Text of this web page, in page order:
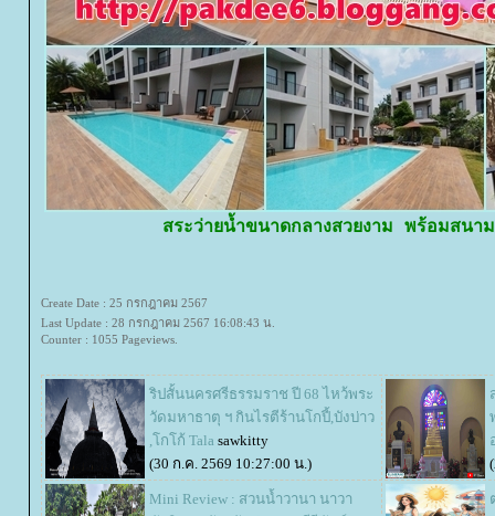
สระว่ายน้ำขนาดกลางสวยงาม พร้อมสนา
Create Date : 25 กรกฎาคม 2567
Last Update : 28 กรกฎาคม 2567 16:08:43 น.
Counter : 1055 Pageviews.
ริปสั้นนครศรีธรรมราช ปี 68 ไหว้พระ
วัดมหาธาตุ ฯ กินไรตีร้านโกปี้,บังบ่าว
,โกโก้ Tala sawkitty
(30 ก.ค. 2569 10:27:00 น.)
Mini Review : สวนน้ำวานา นาวา